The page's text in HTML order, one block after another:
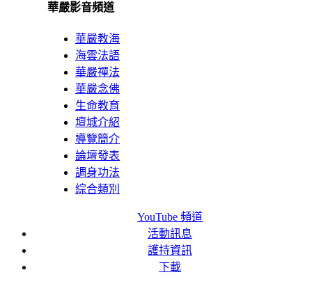
華嚴影音頻道
華嚴教海
海雲法語
華嚴禪法
華嚴念佛
生命教育
壇城介紹
導覽簡介
論壇發表
調身功法
綜合類別
YouTube 頻道
活動訊息
護持資訊
下載